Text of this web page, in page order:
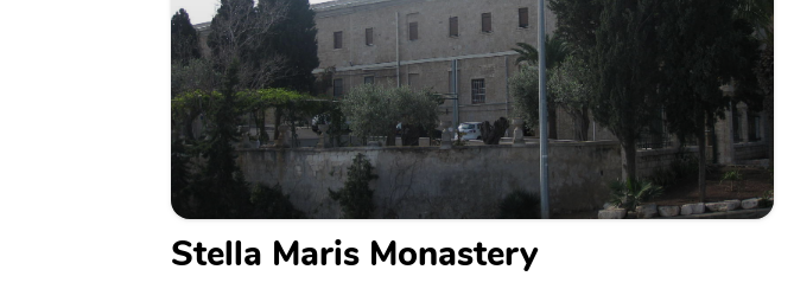
Stella Maris Monastery